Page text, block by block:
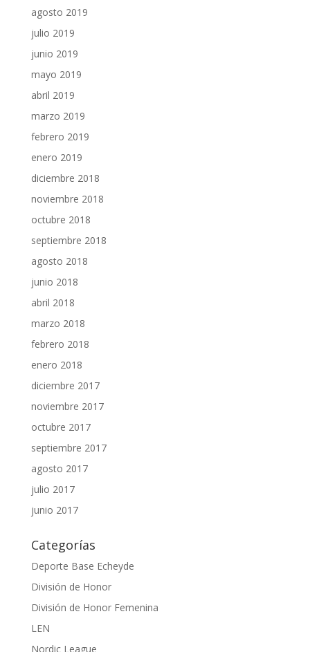
agosto 2019
julio 2019
junio 2019
mayo 2019
abril 2019
marzo 2019
febrero 2019
enero 2019
diciembre 2018
noviembre 2018
octubre 2018
septiembre 2018
agosto 2018
junio 2018
abril 2018
marzo 2018
febrero 2018
enero 2018
diciembre 2017
noviembre 2017
octubre 2017
septiembre 2017
agosto 2017
julio 2017
junio 2017
Categorías
Deporte Base Echeyde
División de Honor
División de Honor Femenina
LEN
Nordic League